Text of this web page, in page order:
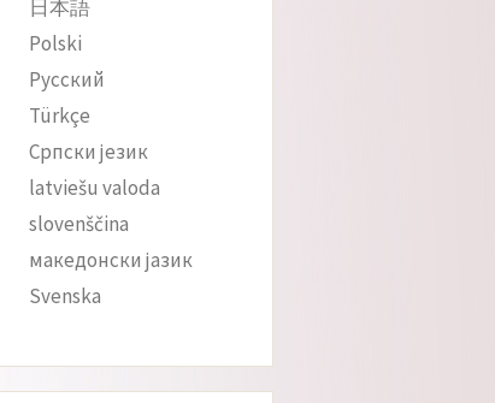
日本語
Polski
Русский
Türkçe
Српски језик
latviešu valoda
slovenščina
македонски јазик
Svenska